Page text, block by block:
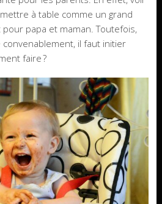
à table comme un grand
papa et maman. Toutefois,
il faut initier
faire ?